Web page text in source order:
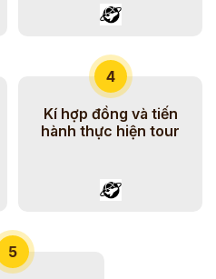
4
Kí hợp đồng và tiến
hành thực hiện tour
5